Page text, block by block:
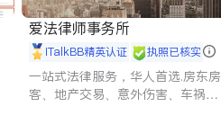
爱法律师事务所
iTalkBB精英认证 执照已核实
一站式法律服务，华人首选.房东房
客、地产交易、意外伤害、车祸重